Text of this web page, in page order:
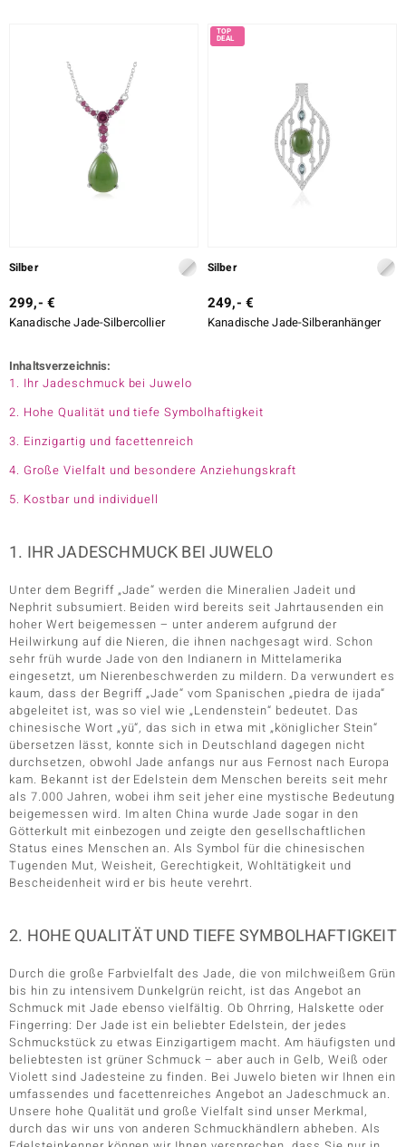
Silber
299,- €
Kanadische Jade-Silbercollier
Silber
249,- €
Kanadische Jade-Silberanhänger
Inhaltsverzeichnis:
1. Ihr Jadeschmuck bei Juwelo
2. Hohe Qualität und tiefe Symbolhaftigkeit
3. Einzigartig und facettenreich
4. Große Vielfalt und besondere Anziehungskraft
5. Kostbar und individuell
1. IHR JADESCHMUCK BEI JUWELO
Unter dem Begriff „Jade“ werden die Mineralien Jadeit und
Nephrit subsumiert. Beiden wird bereits seit Jahrtausenden ein
hoher Wert beigemessen – unter anderem aufgrund der
Heilwirkung auf die Nieren, die ihnen nachgesagt wird. Schon
sehr früh wurde Jade von den Indianern in Mittelamerika
eingesetzt, um Nierenbeschwerden zu mildern. Da verwundert es
kaum, dass der Begriff „Jade“ vom Spanischen „piedra de ijada“
abgeleitet ist, was so viel wie „Lendenstein“ bedeutet. Das
chinesische Wort „yü“, das sich in etwa mit „königlicher Stein“
übersetzen lässt, konnte sich in Deutschland dagegen nicht
durchsetzen, obwohl Jade anfangs nur aus Fernost nach Europa
kam. Bekannt ist der Edelstein dem Menschen bereits seit mehr
als 7.000 Jahren, wobei ihm seit jeher eine mystische Bedeutung
beigemessen wird. Im alten China wurde Jade sogar in den
Götterkult mit einbezogen und zeigte den gesellschaftlichen
Status eines Menschen an. Als Symbol für die chinesischen
Tugenden Mut, Weisheit, Gerechtigkeit, Wohltätigkeit und
Bescheidenheit wird er bis heute verehrt.
2. HOHE QUALITÄT UND TIEFE SYMBOLHAFTIGKEIT
Durch die große Farbvielfalt des Jade, die von milchweißem Grün
bis hin zu intensivem Dunkelgrün reicht, ist das Angebot an
Schmuck mit Jade ebenso vielfältig. Ob Ohrring, Halskette oder
Fingerring: Der Jade ist ein beliebter Edelstein, der jedes
Schmuckstück zu etwas Einzigartigem macht. Am häufigsten und
beliebtesten ist grüner Schmuck – aber auch in Gelb, Weiß oder
Violett sind Jadesteine zu finden. Bei Juwelo bieten wir Ihnen ein
umfassendes und facettenreiches Angebot an Jadeschmuck an.
Unsere hohe Qualität und große Vielfalt sind unser Merkmal,
durch das wir uns von anderen Schmuckhändlern abheben. Als